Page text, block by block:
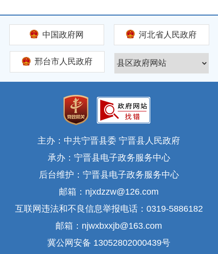
中国政府网 河北省人民政府
邢台市人民政府
主办：中共宁晋县委 宁晋县人民政府
承办：宁晋县电子政务服务中心
后台维护：宁晋县电子政务服务中心
邮箱：njxdzzw@126.com
互联网违法和不良信息举报电话：0319-5886182
邮箱：njwxbxxjb@163.com
冀公网安备 13052802000439号